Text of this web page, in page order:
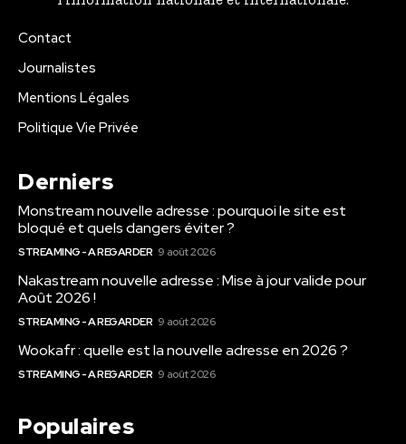
Contact
Journalistes
Mentions Légales
Politique Vie Privée
Derniers
Monstream nouvelle adresse : pourquoi le site est
bloqué et quels dangers éviter ?
STREAMING - A REGARDER 9 août 2026
Nakastream nouvelle adresse : Mise à jour valide pour
Août 2026 !
STREAMING - A REGARDER 9 août 2026
Wookafr : quelle est la nouvelle adresse en 2026 ?
STREAMING - A REGARDER 9 août 2026
Populaires